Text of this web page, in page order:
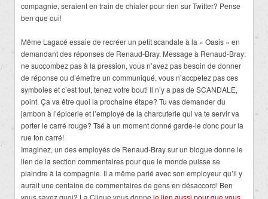
compagnie, seraient en train de chialer pour rien sur Twitter? Pense
ben que oui!
Même Lagacé essaie de recréer un petit scandale à la « Oasis » en
demandant des réponses de Renaud-Bray. Message à Renaud-Bray:
ne succombez pas à la pression, vous n’avez pas besoin de donner
de réponse ou d’émettre un communiqué, vous n’accpetez pas ces
symboles et c’est tout, tenez votre bout! Il n’y a pas de SCANDALE,
point. Ça va être quoi la prochaine étape? Tu vas demander du
jambon à l’épicerie et l’employé de la charcuterie qui va te servir va
porter le carré rouge? Tsé à un moment donné garde-le donc pour la
rue ton carré!
Imaginez, un des employés de Renaud-Bray sur un blogue donne le
lien de la section commentaires pour que le monde puisse se
plaindre à la compagnie. Il a même parié avec son employeur qu’il y
aurait une centaine de commentaires de gens en désaccord! Ben